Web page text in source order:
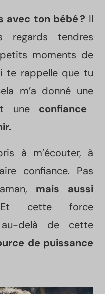
avec ton bébé ? Il
regards tendres
moments de
te rappelle que tu
m’a donné une
uneconfiance
à m’écouter, à
confiance. Pas
mais aussi
cette force
au-delà de cette
de puissance